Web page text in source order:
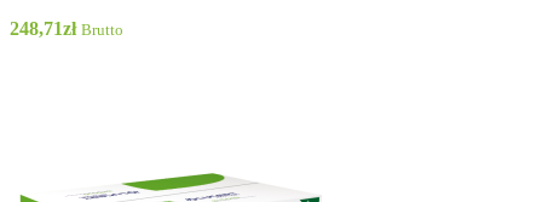
248,71zł Brutto